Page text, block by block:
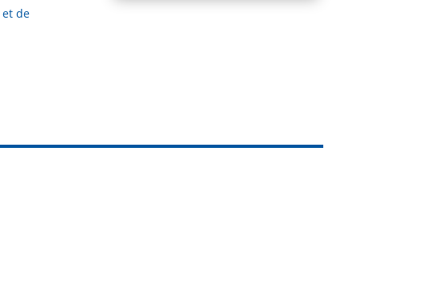
de